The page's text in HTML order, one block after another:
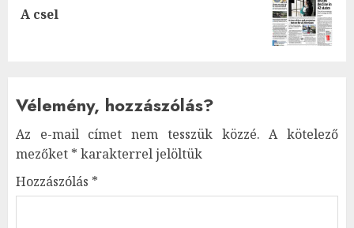
Next
A csel
Vélemény, hozzászólás?
Az e-mail címet nem tesszük közzé. A kötelező
mezőket * karakterrel jelöltük
Hozzászólás *